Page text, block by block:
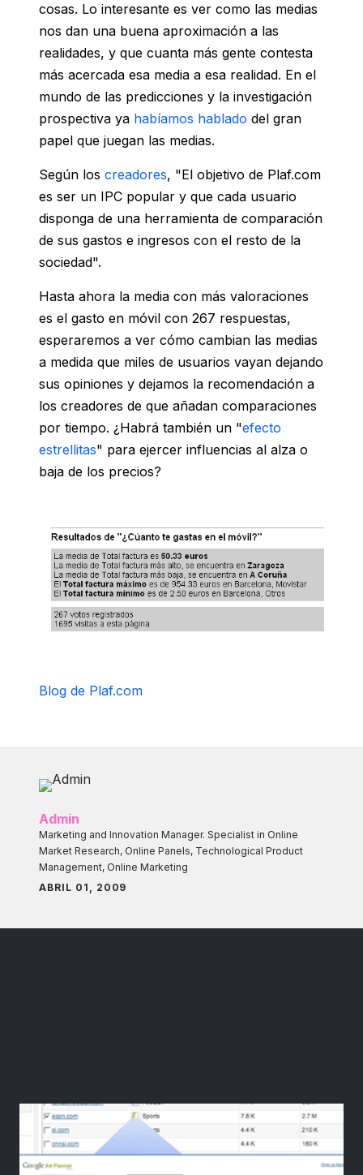
cosas. Lo interesante es ver como las medias
nos dan una buena aproximación a las
realidades, y que cuanta más gente contesta
más acercada esa media a esa realidad. En el
mundo de las predicciones y la investigación
prospectiva ya habíamos hablado del gran
papel que juegan las medias.
Según los creadores, "El objetivo de Plaf.com
es ser un IPC popular y que cada usuario
disponga de una herramienta de comparación
de sus gastos e ingresos con el resto de la
sociedad".
Hasta ahora la media con más valoraciones
es el gasto en móvil con 267 respuestas,
esperaremos a ver cómo cambian las medias
a medida que miles de usuarios vayan dejando
sus opiniones y dejamos la recomendación a
los creadores de que añadan comparaciones
por tiempo. ¿Habrá también un "efecto
estrellitas" para ejercer influencias al alza o
baja de los precios?
Blog de Plaf.com
Admin
Marketing and Innovation Manager. Specialist in Online
Market Research, Online Panels, Technological Product
Management, Online Marketing
ABRIL 01, 2009